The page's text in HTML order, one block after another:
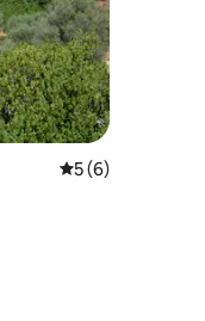
: 4,9 sur 5
Évaluation
5 (6)